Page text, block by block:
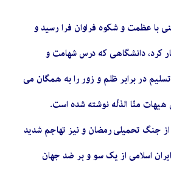
با عظمت و شکوه فراوان فرا رسید و
کرد، دانشگاهی که درس شهامت و
در برابر ظلم و زور را به همگان می
هیهات منّا الذلّه نوشته شده است.
جنگ تحمیلی رمضان و نیز تهاجم شدید
اسلامی از یک سو و بر ضد جهان